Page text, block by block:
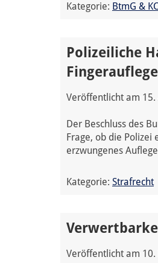
Kategorie: BtmG &
Polizeiliche
Veröffentlicht am 15.
Der Beschluss des
Frage, ob die Polizei
erzwungenes
Kategorie: Strafrecht
Veröffentlicht am